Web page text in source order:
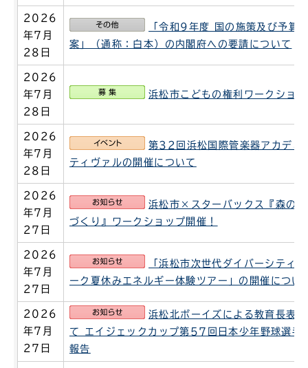
2026
年7月
28日
その他
「令和9年度 国の施策及び予算
案」（通称：白本）の内閣府への要請について
2026
年7月
28日
浜松市こどもの権利ワークショ
2026
年7月
28日
イベント
第32回浜松国際管楽器アカデミ
ティヴァルの開催について
2026
年7月
27日
お知らせ
浜松市×スターバックス『森の
づくり』ワークショップ開催！
2026
年7月
27日
お知らせ
「浜松市次世代ダイバーシティ
ーク夏休みエネルギー体験ツアー」の開催につい
2026
年7月
27日
お知らせ
浜松北ボーイズによる教育長表
て エイジェックカップ第57回日本少年野球選手
報告